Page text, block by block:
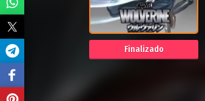
Finalizado